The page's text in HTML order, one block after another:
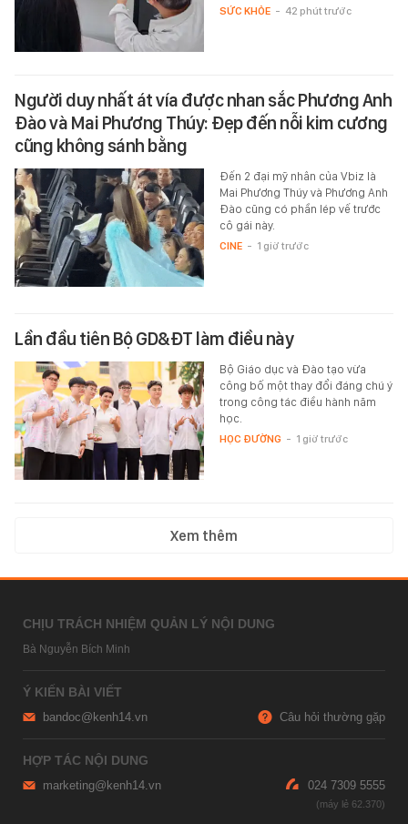
SỨC KHỎE - 42 phút trước
Người duy nhất át vía được nhan sắc Phương Anh
Đào và Mai Phương Thúy: Đẹp đến nỗi kim cương
cũng không sánh bằng
Đến 2 đại mỹ nhân của Vbiz là
Mai Phương Thúy và Phương Anh
Đào cũng có phần lép vế trước
cô gái này.
CINE - 1 giờ trước
Lần đầu tiên Bộ GD&ĐT làm điều này
Bộ Giáo dục và Đào tạo vừa
công bố một thay đổi đáng chú ý
trong công tác điều hành năm
học.
HỌC ĐƯỜNG - 1 giờ trước
Xem thêm
CHỊU TRÁCH NHIỆM QUẢN LÝ NỘI DUNG
Bà Nguyễn Bích Minh
Ý KIẾN BÀI VIẾT
bandoc@kenh14.vn Câu hỏi thường gặp
HỢP TÁC NỘI DUNG
marketing@kenh14.vn 024 7309 5555